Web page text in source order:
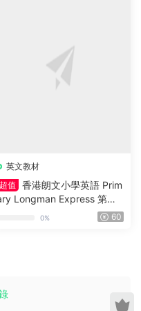
英文教材
超值
香港朗文小學英語 Prim
Longman Express 第二
版1A-6B全套高清原版PDF
0% 60